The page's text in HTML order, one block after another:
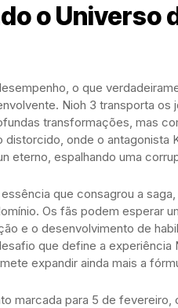
o Universo
o que
Nioh 3 transporta
transformações, mas
distorcido, onde o antagonista
eterno, espalhando uma
que consagrou a
Os fãs podem esperar
e o desenvolvimento de
que define a experiência
expandir ainda mais a
marcada para 5 de fevereiro,